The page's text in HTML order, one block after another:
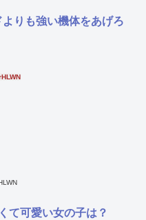
りも強い機体をあげろ
て可愛い女の子は？